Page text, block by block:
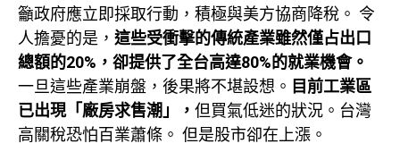
籲政府應立即採取行動，積極與美方協商降稅。 令
人擔憂的是， 這些受衝擊的傳統產業雖然僅占出口
總額的20%，卻提供了全台高達80%的就業機會。
一旦這些產業崩盤，後果將不堪設想。 目前工業區
已出現「廠房求售潮」， 但買氣低迷的狀況。台灣
高關稅恐怕百業蕭條。 但是股市卻在上漲。